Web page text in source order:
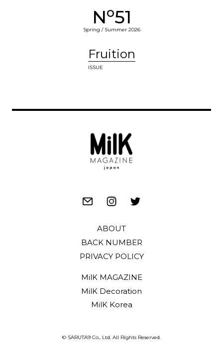
No51
Spring / Summer 2026
Fruition
ISSUE
ABOUT
BACK NUMBER
PRIVACY POLICY
MilK MAGAZINE
MilK Decoration
MilK Korea
© SARUTA9 Co., Ltd. All Rights Reserved.